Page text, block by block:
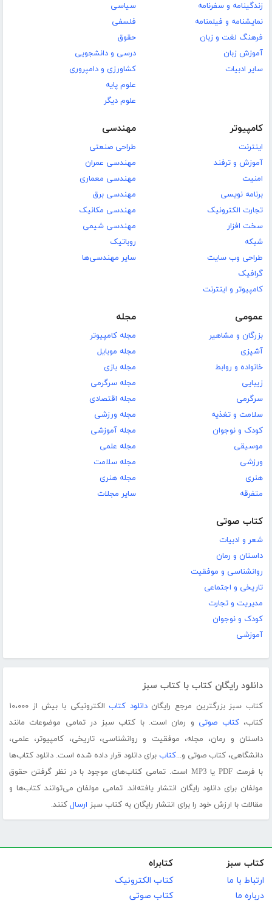
زندگینامه و سفرنامه
نمایشنامه و فیلمنامه
فرهنگ لغت و زبان
آموزش زبان
سایر ادبیات
سیاسی
فلسفی
حقوق
درسی و دانشجویی
کشاورزی و دامپروری
علوم پایه
علوم دیگر
کامپیوتر
اینترنت
آموزش و ترفند
امنیت
برنامه نویسی
تجارت الکترونیک
سخت افزار
شبکه
طراحی وب سایت
گرافیک
کامپیوتر و اینترنت
مهندسی
طراحی صنعتی
مهندسی عمران
مهندسی معماری
مهندسی برق
مهندسی مکانیک
مهندسی شیمی
روباتیک
سایر مهندسی‌ها
عمومی
بزرگان و مشاهیر
آشپزی
خانواده و روابط
زیبایی
سرگرمی
سلامت و تغذیه
کودک و نوجوان
موسیقی
ورزشی
هنری
متفرقه
مجله
مجله کامپیوتر
مجله موبایل
مجله بازی
مجله سرگرمی
مجله اقتصادی
مجله ورزشی
مجله آموزشی
مجله علمی
مجله سلامت
مجله هنری
سایر مجلات
کتاب صوتی
شعر و ادبیات
داستان و رمان
روانشناسی و موفقیت
تاریخی و اجتماعی
مدیریت و تجارت
کودک و نوجوان
آموزشی
دانلود رایگان کتاب با کتاب سبز
کتاب سبز بزرگترین مرجع رایگاندانلود کتاب
الکترونیکی با بیش از ۱۰،۰۰۰
کتاب،کتاب صوتی و رمان است. با کتاب سبز در تمامی موضوعات مانند
داستان و رمان، مجله، موفقیت و روانشناسی، تاریخی، کامپیوتر، علمی،
دانشگاهی، کتاب صوتی و...کتاب برای دانلود قرار داده شده است. دانلود کتاب‌ها
با فرمت PDF یا MP3 است. تمامی کتاب‌های موجود با در نظر گرفتن حقوق
مولفان برای دانلود رایگان انتشار یافته‌اند. تمامی مولفان می‌توانند کتاب‌ها و
مقالات با ارزش خود را برای انتشار رایگان به کتاب سبز ارسال کنند.
کتاب سبز
ارتباط با ما
درباره ما
کتابراه
کتاب الکترونیک
کتاب صوتی